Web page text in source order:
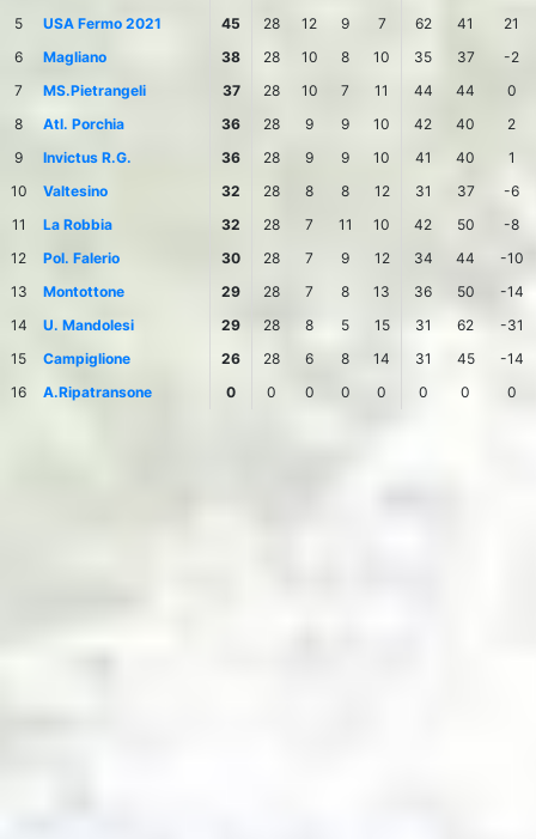
5
USA Fermo 2021 45 28 12 9 7 62 41
21
6
Magliano 38 28 10 8 10 35 37
-2
7
MS.Pietrangeli 37 28 10 7 11 44 44
0
8
Atl. Porchia 36 28 9 9 10 42 40
2
9
Invictus R.G. 36 28 9 9 10 41 40
1
10
Valtesino 32 28 8 8 12 31 37
-6
11
La Robbia 32 28 7 11 10 42 50
-8
12
Pol. Falerio 30 28 7 9 12 34 44
-10
13
Montottone 29 28 7 8 13 36 50
-14
14
U. Mandolesi 29 28 8 5 15 31 62
-31
15
Campiglione 26 28 6 8 14 31 45
-14
16
A.Ripatransone 0 0 0 0 0 0 0 0